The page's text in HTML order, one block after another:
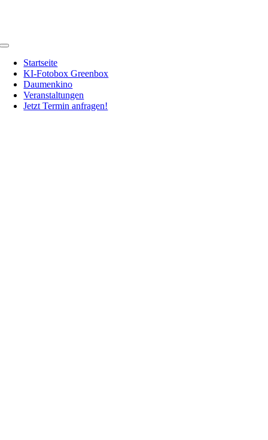
Toggle
NavigationStartseite
KI-Fotobox Greenbox
Daumenkino
Veranstaltungen
Jetzt Termin anfragen!